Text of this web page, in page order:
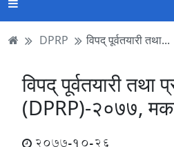
DPRP विपद् पूर्वतयारी तथा...
विपद् पूर्वतयारी तथा
(DPRP)-२०७७,
2077-10-26